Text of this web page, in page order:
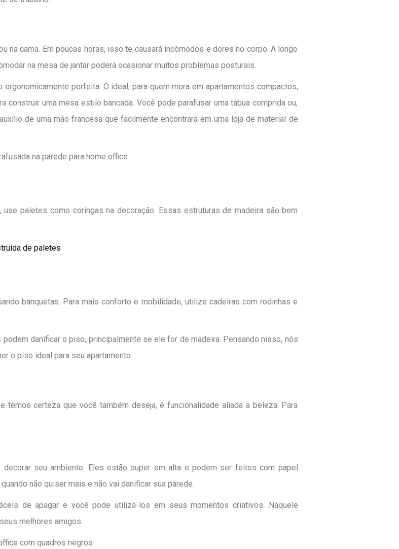
na cama. Em poucas horas, isso te causará incômodos e dores no corpo. A longo
na mesa de jantar poderá ocasionar muitos problemas posturais.
perfeita. O ideal, para quem mora em apartamentos compactos,
construir uma mesa estilo bancada. Você pode parafusar uma tábua comprida ou,
de uma mão francesa que facilmente encontrará em uma loja de material de
paletes como coringas na decoração. Essas estruturas de madeira são bem
banquetas. Para mais conforto e mobilidade, utilize cadeiras com rodinhas e
danificar o piso, principalmente se ele for de madeira. Pensando nisso, nós
o piso ideal para seu apartamento.
temos certeza que você também deseja, é funcionalidade aliada a beleza. Para
seu ambiente. Eles estão super em alta e podem ser feitos com papel
não quiser mais e não vai danificar sua parede.
de apagar e você pode utilizá-los em seus momentos criativos. Naquele
melhores amigos.